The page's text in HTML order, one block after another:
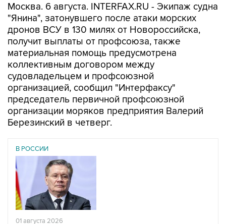
Москва. 6 августа. INTERFAX.RU - Экипаж судна
"Янина", затонувшего после атаки морских
дронов ВСУ в 130 милях от Новороссийска,
получит выплаты от профсоюза, также
материальная помощь предусмотрена
коллективным договором между
судовладельцем и профсоюзной
организацией, сообщил "Интерфаксу"
председатель первичной профсоюзной
организации моряков предприятия Валерий
Березинский в четверг.
В РОССИИ
01 августа 2026